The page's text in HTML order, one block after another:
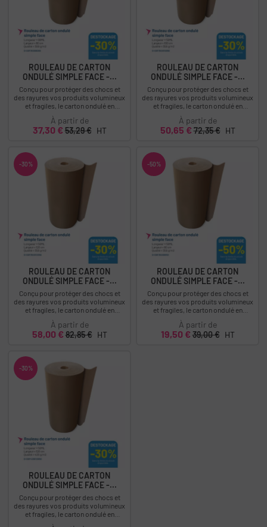
ROULEAU DE CARTON
ONDULÉ SIMPLE FACE -...
Conçu pour protéger des chocs et
des rayures vos produits volumineux
et fragiles, le carton ondulé en
rouleau peut également faire office...
À partir de
Prix
37,30 €Prix
53,29 € HT
ROULEAU DE CARTON
ONDULÉ SIMPLE FACE -...
Conçu pour protéger des chocs et
des rayures vos produits volumineux
et fragiles, le carton ondulé en
rouleau peut également faire office...
À partir de
Prix
50,65 €Prix
72,35 € HT
-30%
ROULEAU DE CARTON
ONDULÉ SIMPLE FACE -...
Conçu pour protéger des chocs et
des rayures vos produits volumineux
et fragiles, le carton ondulé en
rouleau peut également faire office...
À partir de
Prix
58,00 €Prix
82,85 € HT
-50%
ROULEAU DE CARTON
ONDULÉ SIMPLE FACE -...
Conçu pour protéger des chocs et
des rayures vos produits volumineux
et fragiles, le carton ondulé en
rouleau peut également faire office...
À partir de
Prix
19,50 €Prix
39,00 € HT
-30%
ROULEAU DE CARTON
ONDULÉ SIMPLE FACE -...
Conçu pour protéger des chocs et
des rayures vos produits volumineux
et fragiles, le carton ondulé en
rouleau peut également faire office...